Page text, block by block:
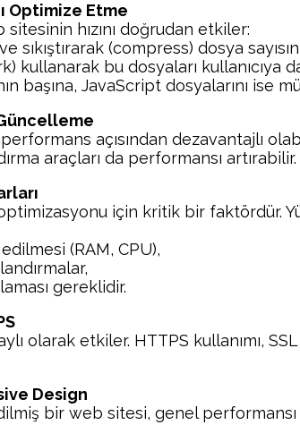
Optimize Etme
hızını doğrudan etkiler:
sıkıştırarak (compress) dosya
kullanarak bu dosyaları kullanıcıya
başına, JavaScript dosyalarını
Güncelleme
açısından dezavantajlı
araçları da performansı artırabilir.
için kritik bir faktördür.
(RAM, CPU),
gereklidir.
olarak etkiler. HTTPS kullanımı,
Design
bir web sitesi, genel performansı